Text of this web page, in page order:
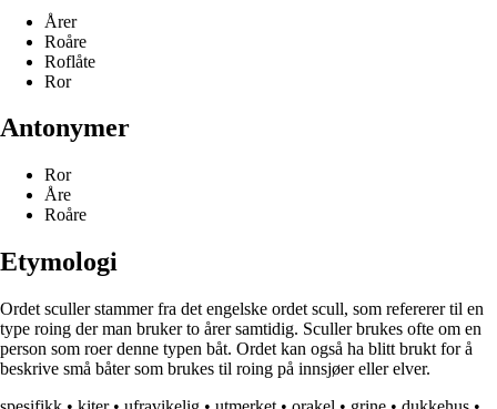
Årer
Roåre
Roflåte
Ror
Antonymer
Ror
Åre
Roåre
Etymologi
Ordet sculler stammer fra det engelske ordet scull, som refererer til en
type roing der man bruker to årer samtidig. Sculler brukes ofte om en
person som roer denne typen båt. Ordet kan også ha blitt brukt for å
beskrive små båter som brukes til roing på innsjøer eller elver.